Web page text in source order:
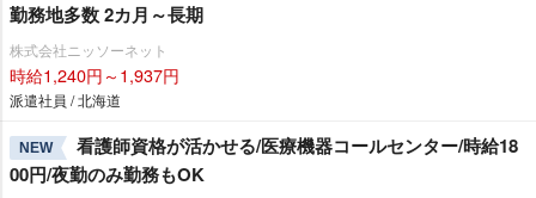
勤務地多数 2カ月～長期
株式会社ニッソーネット
時給1,240円～1,937円
派遣社員 / 北海道
NEW
看護師資格が活かせる/医療機器コールセンター/時給18
00円/夜勤のみ勤務もOK